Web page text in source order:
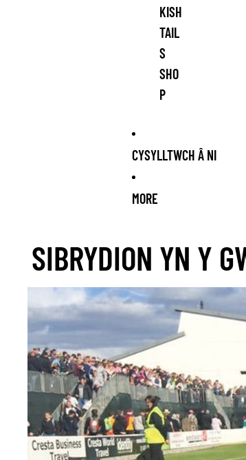
KISH
TAIL
S
SHO
P
CYSYLLTWCH Â NI
MORE
SIBRYDION YN Y